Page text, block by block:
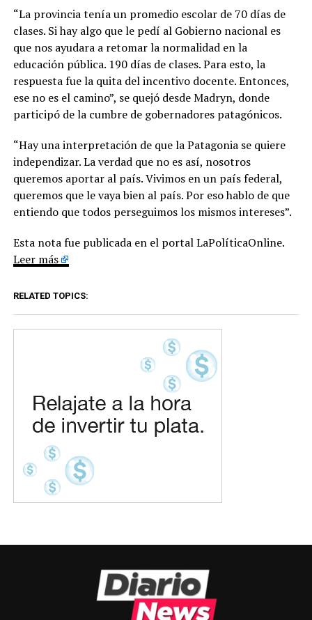
“La provincia tenía un promedio escolar de 70 días de
clases. Si hay algo que le pedí al Gobierno nacional es
que nos ayudara a retomar la normalidad en la
educación pública. 190 días de clases. Para esto, la
respuesta fue la quita del incentivo docente. Entonces,
ese no es el camino”, se quejó desde Madryn, donde
participó de la cumbre de gobernadores patagónicos.
“Hay una interpretación de que la Patagonia se quiere
independizar. La verdad que no es así, nosotros
queremos aportar al país. Vivimos en un país federal,
queremos que le vaya bien al país. Por eso hablo de que
entiendo que todos perseguimos los mismos intereses”.
Esta nota fue publicada en el portal LaPolíticaOnline.
Leer más
RELATED TOPICS: